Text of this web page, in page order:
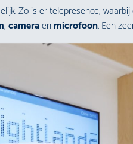
Zo is er telepresence,
,cameraenmicrofoon. Een